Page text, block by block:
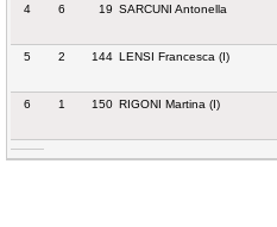
4
6 19 SARCUNI Antonella
5
2 144 LENSI Francesca (I)
6
1 150 RIGONI Martina (I)